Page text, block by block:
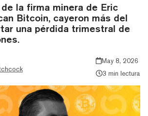
la firma minera de Eric
Bitcoin, cayeron más del
una pérdida trimestral de
May 8, 2026
3 min lectura